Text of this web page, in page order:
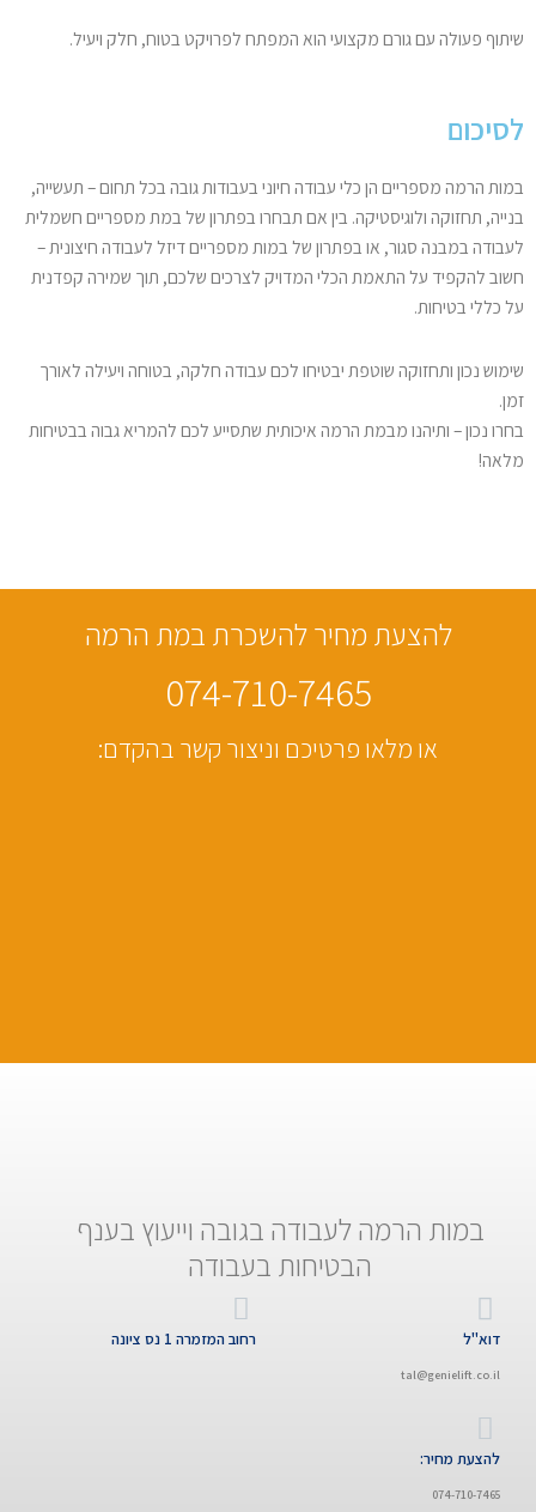
שיתוף פעולה עם גורם מקצועי הוא המפתח לפרויקט בטוח, חלק ויעיל.
לסיכום
במות הרמה מספריים הן כלי עבודה חיוני בעבודות גובה בכל תחום – תעשייה,
בנייה, תחזוקה ולוגיסטיקה. בין אם תבחרו בפתרון של במת מספריים חשמלית
לעבודה במבנה סגור, או בפתרון של במות מספריים דיזל לעבודה חיצונית –
חשוב להקפיד על התאמת הכלי המדויק לצרכים שלכם, תוך שמירה קפדנית
על כללי בטיחות.
שימוש נכון ותחזוקה שוטפת יבטיחו לכם עבודה חלקה, בטוחה ויעילה לאורך
זמן.
בחרו נכון – ותיהנו מבמת הרמה איכותית שתסייע לכם להמריא גבוה בבטיחות
מלאה!
להצעת מחיר להשכרת במת הרמה
074-710-7465
או מלאו פרטיכם וניצור קשר בהקדם:
במות הרמה לעבודה בגובה וייעוץ בענף
הבטיחות בעבודה
דוא"ל
tal@genielift.co.il
רחוב המזמרה 1 נס ציונה
להצעת מחיר:
074-710-7465